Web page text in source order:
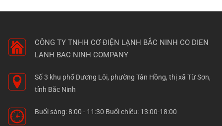
CÔNG TY TNHH CƠ ĐIỆN LẠNH BẮC NINH CO DIEN
LANH BAC NINH COMPANY
Số 3 khu phố Dương Lôi, phường Tân Hồng, thị xã Từ Sơn,
tỉnh Bắc Ninh
Buổi sáng: 8:00 - 11:30 Buổi chiều: 13:00-18:00